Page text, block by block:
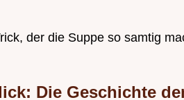
der die Suppe so samtig
Die Geschichte